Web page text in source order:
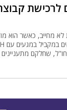
לרכישת
לא מחייב, כאשר הוא
שחלקם מתעניינים